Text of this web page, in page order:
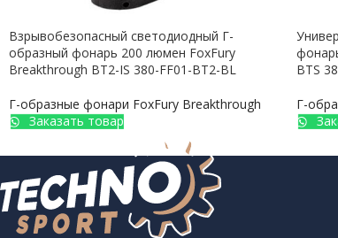
Взрывобезопасный светодиодный Г-
образный фонарь 200 люмен FoxFury
Breakthrough BT2-IS 380-FF01-BT2-BL
Г-образные фонари FoxFury Breakthrough
Заказать товар
BTS
Г-